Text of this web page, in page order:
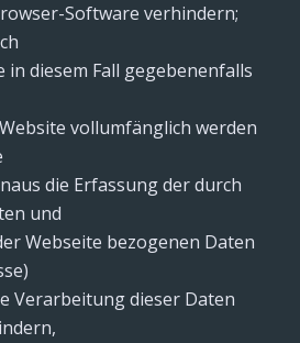
Software verhindern;
in diesem Fall gegebenenfalls
vollumfänglich werden
die Erfassung der durch
und
Webseite bezogenen Daten
Verarbeitung dieser Daten